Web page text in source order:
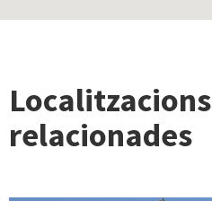
Localitzacions
relacionades